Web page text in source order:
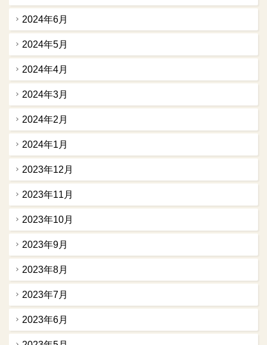
2024年6月
2024年5月
2024年4月
2024年3月
2024年2月
2024年1月
2023年12月
2023年11月
2023年10月
2023年9月
2023年8月
2023年7月
2023年6月